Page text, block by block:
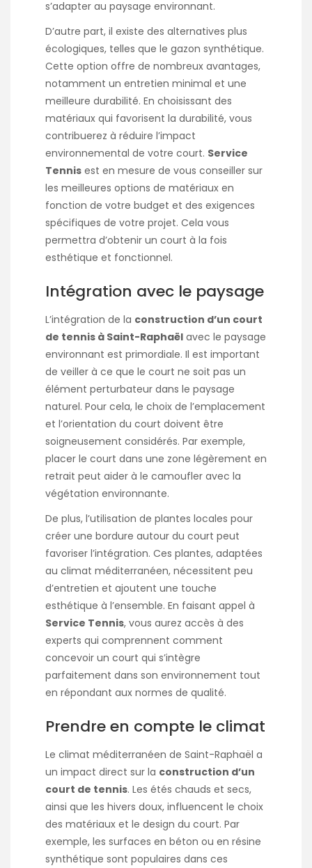
s’adapter au paysage environnant.
D’autre part, il existe des alternatives plus
écologiques, telles que le gazon synthétique.
Cette option offre de nombreux avantages,
notamment un entretien minimal et une
meilleure durabilité. En choisissant des
matériaux qui favorisent la durabilité, vous
contribuerez à réduire l’impact
environnemental de votre court. Service
Tennis est en mesure de vous conseiller sur
les meilleures options de matériaux en
fonction de votre budget et des exigences
spécifiques de votre projet. Cela vous
permettra d’obtenir un court à la fois
esthétique et fonctionnel.
Intégration avec le paysage
L’intégration de la construction d’un court
de tennis à Saint-Raphaël avec le paysage
environnant est primordiale. Il est important
de veiller à ce que le court ne soit pas un
élément perturbateur dans le paysage
naturel. Pour cela, le choix de l’emplacement
et l’orientation du court doivent être
soigneusement considérés. Par exemple,
placer le court dans une zone légèrement en
retrait peut aider à le camoufler avec la
végétation environnante.
De plus, l’utilisation de plantes locales pour
créer une bordure autour du court peut
favoriser l’intégration. Ces plantes, adaptées
au climat méditerranéen, nécessitent peu
d’entretien et ajoutent une touche
esthétique à l’ensemble. En faisant appel à
Service Tennis, vous aurez accès à des
experts qui comprennent comment
concevoir un court qui s’intègre
parfaitement dans son environnement tout
en répondant aux normes de qualité.
Prendre en compte le climat
Le climat méditerranéen de Saint-Raphaël a
un impact direct sur la construction d’un
court de tennis. Les étés chauds et secs,
ainsi que les hivers doux, influencent le choix
des matériaux et le design du court. Par
exemple, les surfaces en béton ou en résine
synthétique sont populaires dans ces